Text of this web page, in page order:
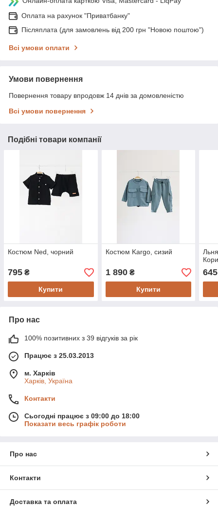
Оплата на рахунок "Приватбанку"
Післяплата (для замовлень від 200 грн "Новою поштою")
Всі умови оплати
Умови повернення
Повернення товару впродовж 14 днів за домовленістю
Всі умови повернення
Подібні товари компанії
Костюм Ned, чорний
795 ₴
Купити
Костюм Kargo, сизий
1 890₴
Купити
645
Про нас
100% позитивних з 39 відгуків за рік
Працює з 25.03.2013
м. Харків
Харків, Україна
Контакти
Сьогодні працює з 09:00 до 18:00
Показати весь графік роботи
Про нас
Контакти
Доставка та оплата